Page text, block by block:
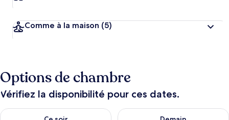
Comme à la maison (5)
Options de chambre
Vérifiez la disponibilité pour ces dates.
Vérifier la disponibilité pour ce soir août 9 - août 10
Vérifier la disponibilité pour